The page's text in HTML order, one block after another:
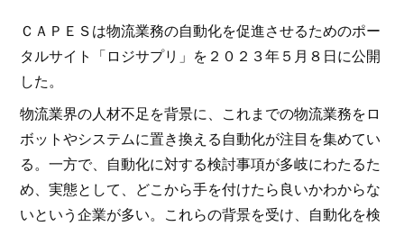
ＣＡＰＥＳは物流業務の自動化を促進させるためのポー
タルサイト「ロジサプリ」を２０２３年５月８日に公開
した。
物流業界の人材不足を背景に、これまでの物流業務をロ
ボットやシステムに置き換える自動化が注目を集めてい
る。一方で、自動化に対する検討事項が多岐にわたるた
め、実態として、どこから手を付けたら良いかわからな
いという企業が多い。これらの背景を受け、自動化を検